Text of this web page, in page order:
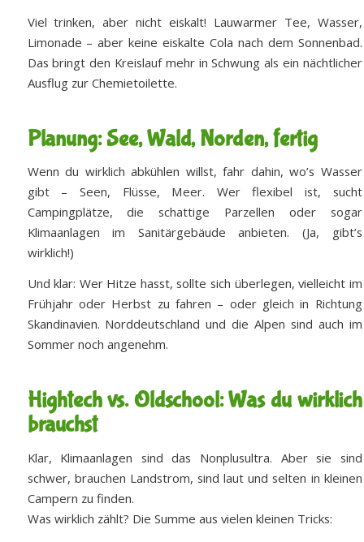
Viel trinken, aber nicht eiskalt! Lauwarmer Tee, Wasser,
Limonade – aber keine eiskalte Cola nach dem Sonnenbad.
Das bringt den Kreislauf mehr in Schwung als ein nächtlicher
Ausflug zur Chemietoilette.
Planung: See, Wald, Norden, fertig
Wenn du wirklich abkühlen willst, fahr dahin, wo’s Wasser
gibt – Seen, Flüsse, Meer. Wer flexibel ist, sucht
Campingplätze, die schattige Parzellen oder sogar
Klimaanlagen im Sanitärgebäude anbieten. (Ja, gibt’s
wirklich!)
Und klar: Wer Hitze hasst, sollte sich überlegen, vielleicht im
Frühjahr oder Herbst zu fahren – oder gleich in Richtung
Skandinavien. Norddeutschland und die Alpen sind auch im
Sommer noch angenehm.
Hightech vs. Oldschool: Was du wirklich
brauchst
Klar, Klimaanlagen sind das Nonplusultra. Aber sie sind
schwer, brauchen Landstrom, sind laut und selten in kleinen
Campern zu finden.
Was wirklich zählt? Die Summe aus vielen kleinen Tricks: